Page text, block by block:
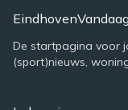
De startpagina voor
(sport)nieuws,